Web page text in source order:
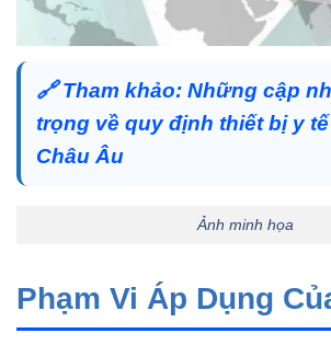
🔗Tham khảo: Những cập
trọng về quy định thiết bị y
Châu Âu
Ảnh minh họa
Phạm Vi Áp Dụng